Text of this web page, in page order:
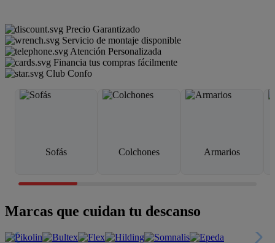
Precio Garantizado
Servicio de montaje disponible
Atención Personalizada
Financia tus compras fácilmente
Club Confo
Sofás Colchones Armarios
Marcas que cuidan tu descanso